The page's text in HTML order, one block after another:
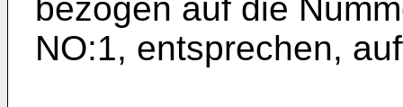
bezogen auf die
NO:1, entsprechen,